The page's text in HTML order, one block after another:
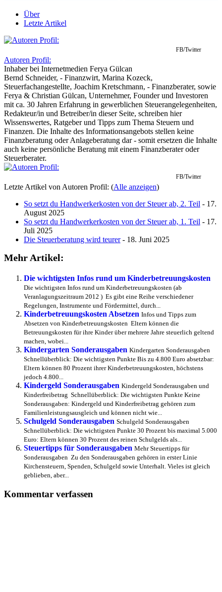
Über
Letzte Artikel
FB/Twitter
Autoren Profil:
Inhaberbei Internetmedien Ferya Gülcan
Bernd Schneider, - Finanzwirt, Marina Kozeck,
Steuerfachangestellte, Joachim Kretschmann, - Finanzberater, sowie
Ferya & Christian Gülcan, Unternehmer, Founder und Investoren
mit ca. 30 Jahren Erfahrung in gewerblichen Steuerangelegenheiten,
Redakteur/in und Betreiber/in dieser Seite, schreiben hier
Wissenswertes, Ratgeber und Tipps zum Thema Steuern und
Finanzen. Die Inhalte des Informationsangebots stellen keine
Finanzberatung oder Anlageberatung dar - somit ersetzen die Inhalte
auch keine persönliche Beratung mit einem Finanzberater oder
Steuerberater.
FB/Twitter
Letzte Artikel von Autoren Profil: (Alle anzeigen)
So setzt du Handwerkerkosten von der Steuer ab, 2. Teil - 17.
August 2025
So setzt du Handwerkerkosten von der Steuer ab, 1. Teil - 17.
Juli 2025
Die Steuerberatung wird teurer- 18. Juni 2025
Mehr Artikel:
Die wichtigsten Infos rund um Kinderbetreuungskosten
Die wichtigsten Infos rund um Kinderbetreuungskosten (ab
Veranlagungszeitraum 2012 ) Es gibt eine Reihe verschiedener
Regelungen, Instrumente und Fördermittel, durch...
Kinderbetreuungskosten Absetzen Infos und Tipps zum
Absetzen von Kinderbetreuungskosten Eltern können die
Betreuungskosten für ihre Kinder über mehrere Jahre steuerlich geltend
machen, wobei...
Kindergarten Sonderausgaben Kindergarten Sonderausgaben
Schnellüberblick: Die wichtigsten Punkte Bis zu 4.800 Euro absetzbar:
Eltern können 80 Prozent ihrer Kinderbetreuungskosten, höchstens
jedoch 4.800...
Kindergeld Sonderausgaben Kindergeld Sonderausgaben und
Kinderfreibetrag Schnellüberblick: Die wichtigsten Punkte Keine
Sonderausgaben: Kindergeld und Kinderfreibetrag gehören zum
Familienleistungsausgleich und können nicht wie...
Schulgeld Sonderausgaben Schulgeld Sonderausgaben
Schnellüberblick: Die wichtigsten Punkte 30 Prozent bis maximal 5.000
Euro: Eltern können 30 Prozent des reinen Schulgelds als...
Steuertipps für Sonderausgaben Mehr Steuertipps für
Sonderausgaben Zu den Sonderausgaben gehören in erster Linie
Kirchensteuern, Spenden, Schulgeld sowie Unterhalt. Vieles ist gleich
geblieben, aber...
Kommentar verfassen